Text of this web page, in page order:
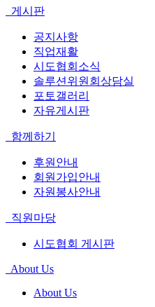
게시판
공지사항
직업재활
시도협회소식
솔루션위원회상담실
포토갤러리
자유게시판
함께하기
후원안내
회원가입안내
자원봉사안내
직원마당
시도협회 게시판
About Us
About Us